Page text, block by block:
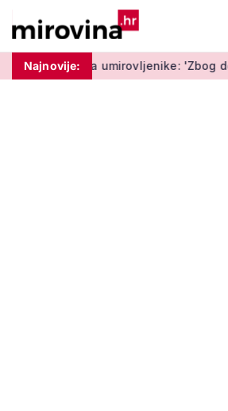
Najnovije:
umirovljenike: 'Zbog